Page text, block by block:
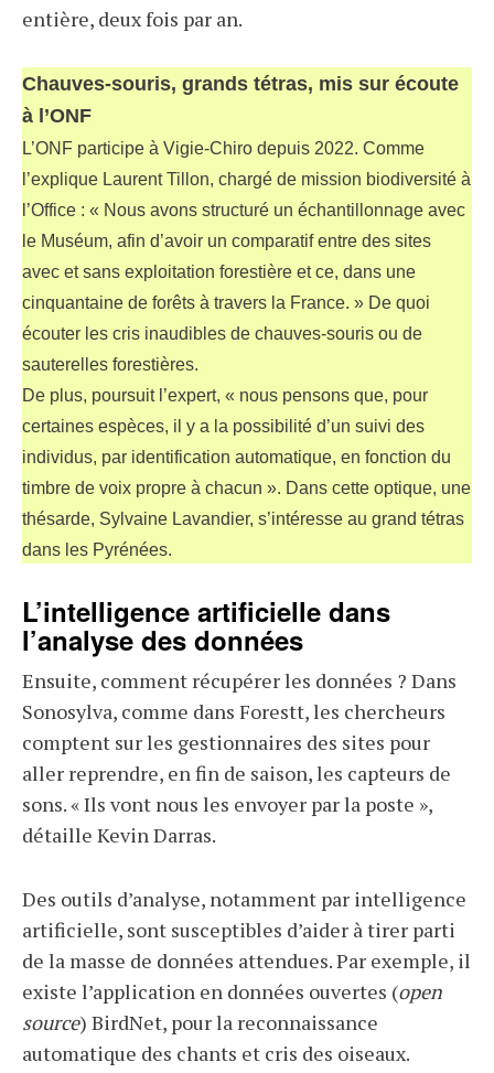
entière, deux fois par an.
Chauves-souris, grands tétras, mis sur écoute
à l’ONF
L’ONF participe à Vigie-Chiro depuis 2022. Comme
l’explique Laurent Tillon, chargé de mission biodiversité à
l’Office : « Nous avons structuré un échantillonnage avec
le Muséum, afin d’avoir un comparatif entre des sites
avec et sans exploitation forestière et ce, dans une
cinquantaine de forêts à travers la France. » De quoi
écouter les cris inaudibles de chauves-souris ou de
sauterelles forestières.
De plus, poursuit l’expert, « nous pensons que, pour
certaines espèces, il y a la possibilité d’un suivi des
individus, par identification automatique, en fonction du
timbre de voix propre à chacun ». Dans cette optique, une
thésarde, Sylvaine Lavandier, s’intéresse au grand tétras
dans les Pyrénées.
L’intelligence artificielle dans
l’analyse des données
Ensuite, comment récupérer les données ? Dans
Sonosylva, comme dans Forestt, les chercheurs
comptent sur les gestionnaires des sites pour
aller reprendre, en fin de saison, les capteurs de
sons. « Ils vont nous les envoyer par la poste »,
détaille Kevin Darras.
Des outils d’analyse, notamment par intelligence
artificielle, sont susceptibles d’aider à tirer parti
de la masse de données attendues. Par exemple, il
existe l’application en données ouvertes (open
source) BirdNet, pour la reconnaissance
automatique des chants et cris des oiseaux.